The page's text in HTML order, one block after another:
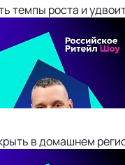
темпы роста и
в домашнем